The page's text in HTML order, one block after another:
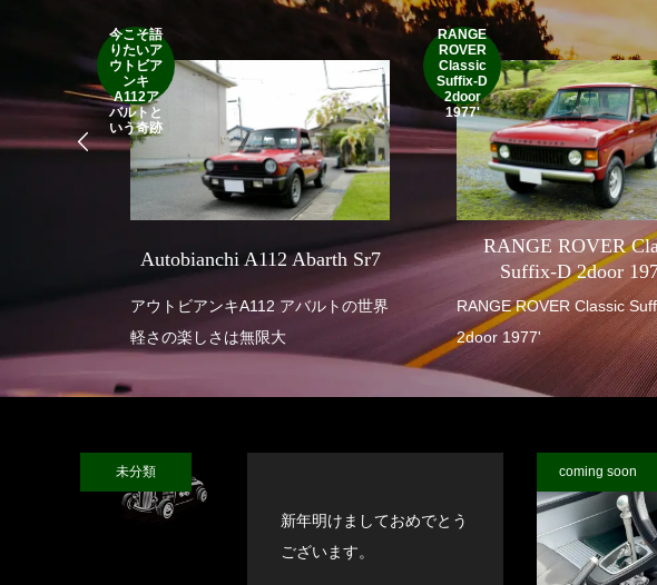
今こそ語
りたいア
ウトビア
ンキ
A112ア
バルトと
いう奇跡
Autobianchi A112 Abarth Sr7
アウトビアンキA112 アバルトの世界
軽さの楽しさは無限大
RANGE
ROVER
Classic
Suffix-D
2door
1977'
RANGE ROVER
Suffix-D 2door
RANGE ROVER Classic Suffix-D
2door 1977'
未分類
新年明けましておめでとう
ございます。
coming soon